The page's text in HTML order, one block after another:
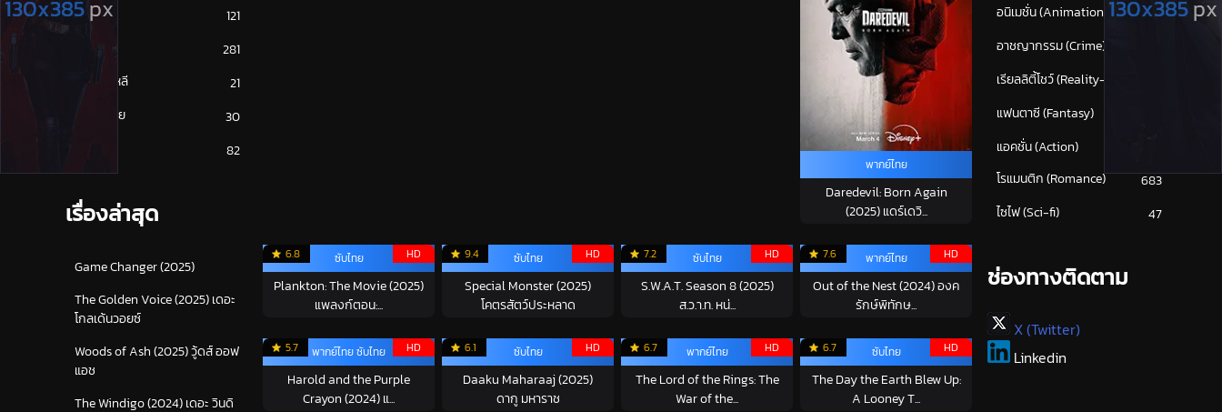
หนังจีน
121
หนังฝรั่ง
281
หนังเกาหลี
21
หนังเอเชีย
30
82
เรื่องล่าสุด
Game Changer (2025)
The Golden Voice (2025) เดอะ
โกลเด้นวอยซ์
Woods of Ash (2025) วู้ดส์ ออฟ
แอช
The Windigo (2024) เดอะ วินดิ
พากย์ไทย
Daredevil: Born Again
(2025) แดร์เดวิ...
6.8 HD
ซับไทย
Plankton: The Movie (2025)
แพลงก์ตอน:...
9.4 HD
ซับไทย
Special Monster (2025)
โคตรสัตว์ประหลาด
7.2 HD
ซับไทย
S.W.A.T. Season 8 (2025)
ส.ว.า.ท. หน่...
7.6 HD
พากย์ไทย
Out of the Nest (2024) องค
รักษ์พิทักษ...
5.7 HD
พากย์ไทย ซับไทย
Harold and the Purple
Crayon (2024) แ...
6.1 HD
ซับไทย
Daaku Maharaaj (2025)
ดากู มหาราช
6.7 HD
พากย์ไทย
The Lord of the Rings: The
War of the...
6.7 HD
ซับไทย
The Day the Earth Blew Up:
A Looney T...
อนิเมชั่น (Animation)
50
อาชญากรรม (Crime)
เรียลลิตี้โชว์ (Reality-TV)
แฟนตาซี (Fantasy)
แอคชั่น (Action)
โรแมนติก (Romance)
683
ไซไฟ (Sci-fi)
47
ช่องทางติดตาม
X (Twitter)
Linkedin